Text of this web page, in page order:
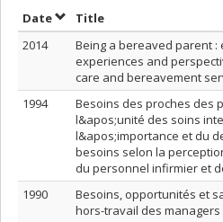
DateSort by date in ascending
Title
2014
Being a bereaved parent
experiences and
care and bereavement
1994
Besoins des proches des
l&apos;unité des soins
l&apos;importance et du
besoins selon la
du personnel infirmier et
1990
Besoins, opportunités et
hors-travail des